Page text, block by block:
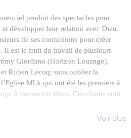
produit des spectacles pour
et développer leur relation avec Dieu.
de ses connexions pour créer
Il est le fruit du travail de plusieurs
Giordano (Horizon Louange),
Ruben Lecoq; sans oublier la
MLk qui ont été les premiers à
à travers ces titres. Ces chants sont
Cet album, disponible uniquement en
Voir plus